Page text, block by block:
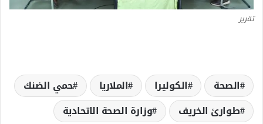
تقرير
الصحة الكوليرا الملاريا
حمي الضنك
طوارئ الخريف
وزارة الصحة الاتحادية